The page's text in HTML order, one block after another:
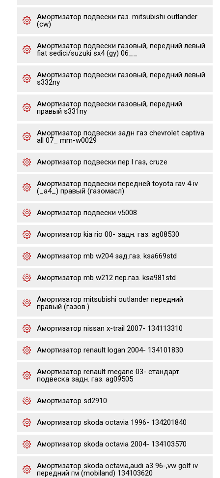
Амортизатор подвески газ. mitsubishi outlander
(cw)
Амортизатор подвески газовый, передний левый
fiat sedici/suzuki sx4 (gy) 06__
Амортизатор подвески газовый, передний левый
s332ny
Амортизатор подвески газовый, передний
правый s331ny
Амортизатор подвески задн газ chevrolet captiva
all 07_ mm-w0029
Амортизатор подвески пер l газ, cruze
Амортизатор подвески передней toyota rav 4 iv
(_a4_) правый (газомасл)
Амортизатор подвески v5008
Амортизатор kia rio 00- задн. газ. ag08530
Амортизатор mb w204 зад.газ. ksa669std
Амортизатор mb w212 пер.газ. ksa981std
Амортизатор mitsubishi outlander передний
правый (газов.)
Амортизатор nissan x-trail 2007- 134113310
Амортизатор renault logan 2004- 134101830
Амортизатор renault megane 03- стандарт.
подвеска задн. газ. ag09505
Амортизатор sd2910
Амортизатор skoda octavia 1996- 134201840
Амортизатор skoda octavia 2004- 134103570
Амортизатор skoda octavia,audi a3 96-,vw golf iv
передний гм (mobiland) 134103620